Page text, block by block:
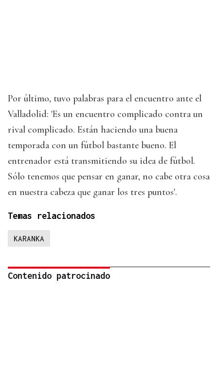
Por último, tuvo palabras para el encuentro ante el
Valladolid: 'Es un encuentro complicado contra un
rival complicado. Están haciendo una buena
temporada con un fútbol bastante bueno. El
entrenador está transmitiendo su idea de fútbol.
Sólo tenemos que pensar en ganar, no cabe otra cosa
en nuestra cabeza que ganar los tres puntos'.
Temas relacionados
KARANKA
Contenido patrocinado